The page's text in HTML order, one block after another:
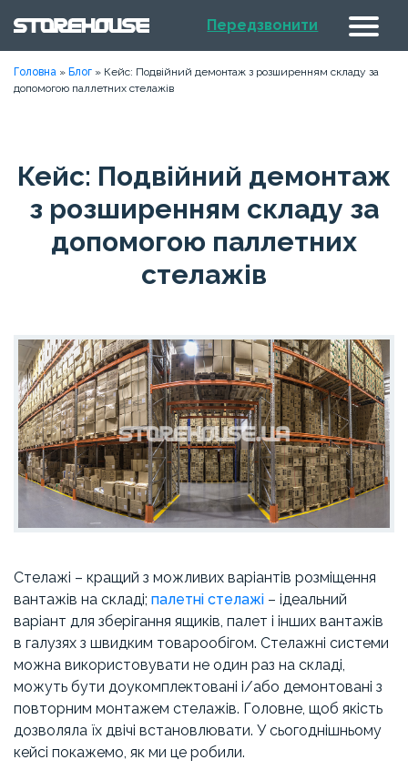
Передзвонити
Головна » Блог » Кейс: Подвійний демонтаж з розширенням складу за
допомогою паллетних стелажів
Кейс: Подвійний демонтаж
з розширенням складу за
допомогою паллетних
стелажів
Стелажі – кращий з можливих варіантів розміщення
вантажів на складі; палетні стелажі – ідеальний
варіант для зберігання ящиків, палет і інших вантажів
в галузях з швидким товарообігом. Стелажні системи
можна використовувати не один раз на складі,
можуть бути доукомплектовані і/або демонтовані з
повторним монтажем стелажів. Головне, щоб якість
дозволяла їх двічі встановлювати. У сьогоднішньому
кейсі покажемо, як ми це робили.